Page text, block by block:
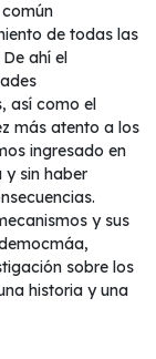
de todas las
ahí el
así como el
más atento a los
ingresado en
y sin haber
y sus
sobre los
historia y una